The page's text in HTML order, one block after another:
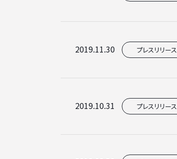
2019.11.30 プレスリリース
2019.10.31 プレスリリース